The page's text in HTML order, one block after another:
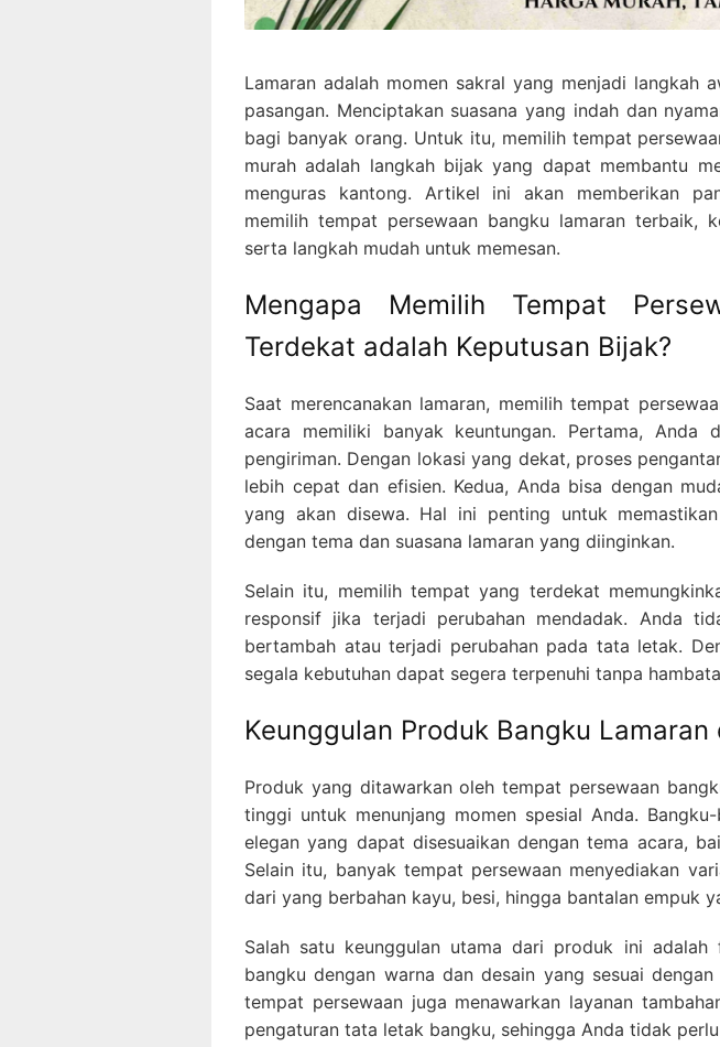
Lamaran adalah momen sakral yang menjadi langkah
pasangan. Menciptakan suasana yang indah dan
bagi banyak orang. Untuk itu, memilih tempat
murah adalah langkah bijak yang dapat membantu
menguras kantong. Artikel ini akan memberikan
memilih tempat persewaan bangku lamaran terbaik,
serta langkah mudah untuk memesan.
Mengapa Memilih Tempat
Terdekat adalah Keputusan Bijak?
Saat merencanakan lamaran, memilih tempat
acara memiliki banyak keuntungan. Pertama, Anda
pengiriman. Dengan lokasi yang dekat, proses
lebih cepat dan efisien. Kedua, Anda bisa dengan
yang akan disewa. Hal ini penting untuk
dengan tema dan suasana lamaran yang diinginkan.
Selain itu, memilih tempat yang terdekat
responsif jika terjadi perubahan mendadak. Anda
bertambah atau terjadi perubahan pada tata letak.
segala kebutuhan dapat segera terpenuhi tanpa
Keunggulan Produk Bangku
Produk yang ditawarkan oleh tempat persewaan
tinggi untuk menunjang momen spesial Anda.
elegan yang dapat disesuaikan dengan tema acara,
Selain itu, banyak tempat persewaan menyediakan
dari yang berbahan kayu, besi, hingga bantalan empuk
Salah satu keunggulan utama dari produk ini adalah
bangku dengan warna dan desain yang sesuai
tempat persewaan juga menawarkan layanan
pengaturan tata letak bangku, sehingga Anda tidak